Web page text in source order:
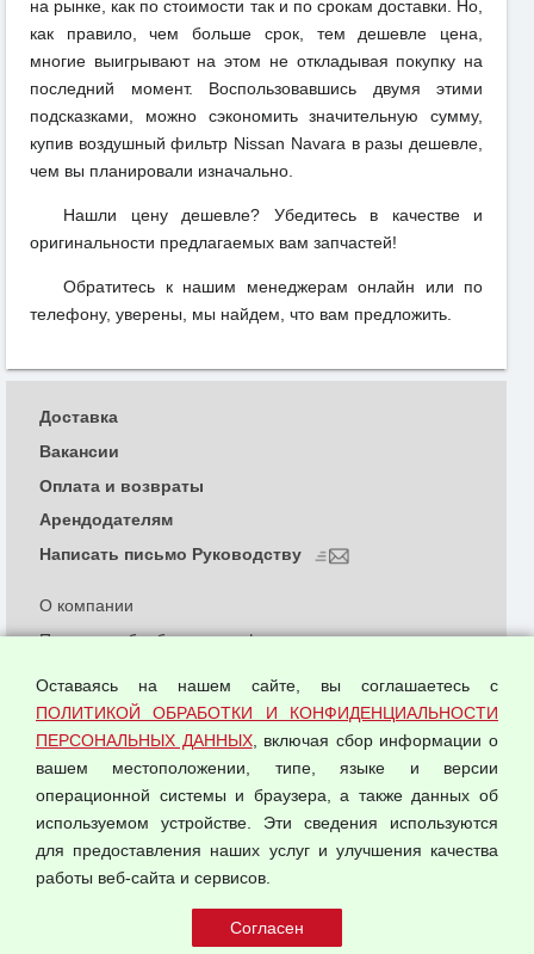
на рынке, как по стоимости так и по срокам доставки. Но,
как правило, чем больше срок, тем дешевле цена,
многие выигрывают на этом не откладывая покупку на
последний момент. Воспользовавшись двумя этими
подсказками, можно сэкономить значительную сумму,
купив воздушный фильтр Nissan Navara в разы дешевле,
чем вы планировали изначально.
Нашли цену дешевле? Убедитесь в качестве и
оригинальности предлагаемых вам запчастей!
Обратитесь к нашим менеджерам онлайн или по
телефону, уверены, мы найдем, что вам предложить.
© 2026 ООО "Феникс"
О компании
Политика обработки и конфиденциальности
Согласием на обработку персональных данных
Оферта оптовой купли-продажи
Публичная оферта
Доставка
Вакансии
Оплата и возвраты
Арендодателям
Написать письмо Руководству
Оставаясь на нашем сайте, вы соглашаетесь с
ПОЛИТИКОЙ ОБРАБОТКИ И КОНФИДЕНЦИАЛЬНОСТИ
ПЕРСОНАЛЬНЫХ ДАННЫХ, включая сбор информации о
вашем местоположении, типе, языке и версии
операционной системы и браузера, а также данных об
используемом устройстве. Эти сведения используются
для предоставления наших услуг и улучшения качества
работы веб-сайта и сервисов.